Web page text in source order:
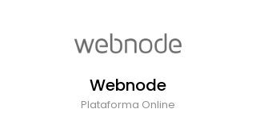
Webnode
Plataforma Online